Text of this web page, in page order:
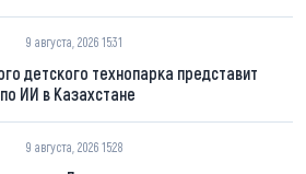
9 августа, 2026 15:31
детского технопарка представит
ИИ в Казахстане
9 августа, 2026 15:28